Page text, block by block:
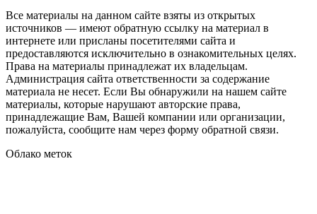
Все материалы на данном сайте взяты из открытых
источников — имеют обратную ссылку на материал в
интернете или присланы посетителями сайта и
предоставляются исключительно в ознакомительных целях.
Права на материалы принадлежат их владельцам.
Администрация сайта ответственности за содержание
материала не несет. Если Вы обнаружили на нашем сайте
материалы, которые нарушают авторские права,
принадлежащие Вам, Вашей компании или организации,
пожалуйста, сообщите нам через форму обратной связи.
Облако меток